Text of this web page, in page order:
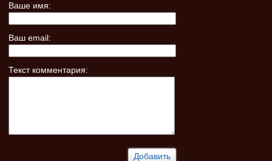
Ваше имя:
Ваш email:
Текст комментария: